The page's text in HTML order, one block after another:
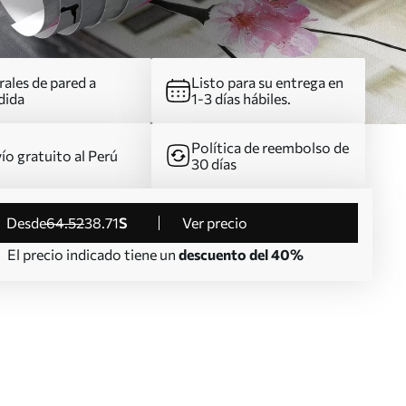
de pared a
Listo para su entrega en
1-3 días hábiles.
gratuito al Perú
Política de reembolso de
30 días
desde64.5238.71S
Ver precio
El precio indicado tiene un descuento del 40%